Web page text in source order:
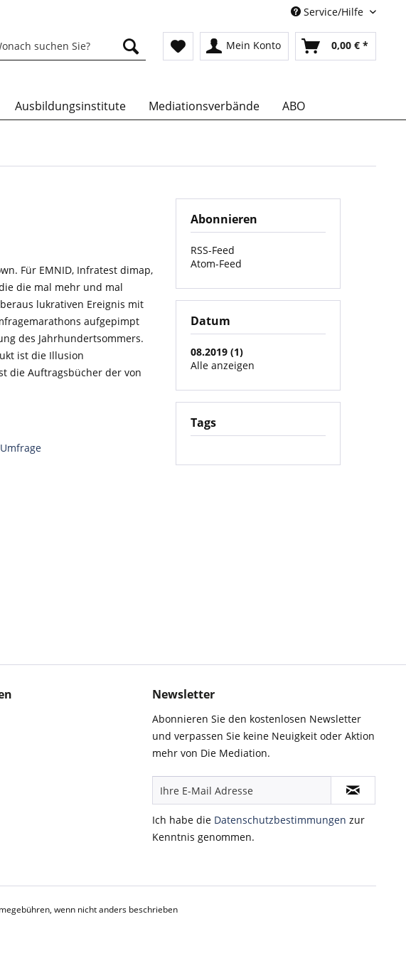
Service/Hilfe
Mein Konto 0,00 € *
Ausbildungsinstitute Mediationsverbände ABO
Abonnieren
RSS-Feed
Atom-Feed
Datum
08.2019 (1)
Alle anzeigen
Tags
Für EMNID, Infratest dimap,
die mal mehr und mal
lukrativen Ereignis mit
aufgepimpt
des Jahrhundertsommers.
ist die Illusion
die Auftragsbücher der von
Umfrage
Newsletter
Abonnieren Sie den kostenlosen Newsletter
und verpassen Sie keine Neuigkeit oder Aktion
mehr von Die Mediation.
Ich habe die Datenschutzbestimmungen zur
Kenntnis genommen.
wenn nicht anders beschrieben